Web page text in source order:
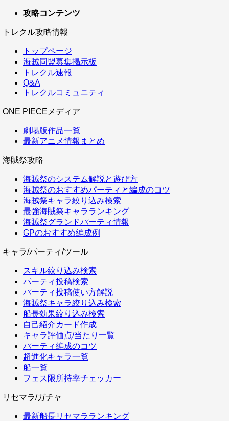
攻略コンテンツ
トレクル攻略情報
トップページ
海賊同盟募集掲示板
トレクル速報
Q&A
トレクルコミュニティ
ONE PIECEメディア
劇場版作品一覧
最新アニメ情報まとめ
海賊祭攻略
海賊祭のシステム解説と遊び方
海賊祭のおすすめパーティと編成のコツ
海賊祭キャラ絞り込み検索
最強海賊祭キャラランキング
海賊祭グランドパーティ情報
GPのおすすめ編成例
キャラ/パーティ/ツール
スキル絞り込み検索
パーティ投稿検索
パーティ投稿使い方解説
海賊祭キャラ絞り込み検索
船長効果絞り込み検索
自己紹介カード作成
キャラ評価点/当たり一覧
パーティ編成のコツ
超進化キャラ一覧
船一覧
フェス限所持率チェッカー
リセマラ/ガチャ
最新船長リセマラランキング